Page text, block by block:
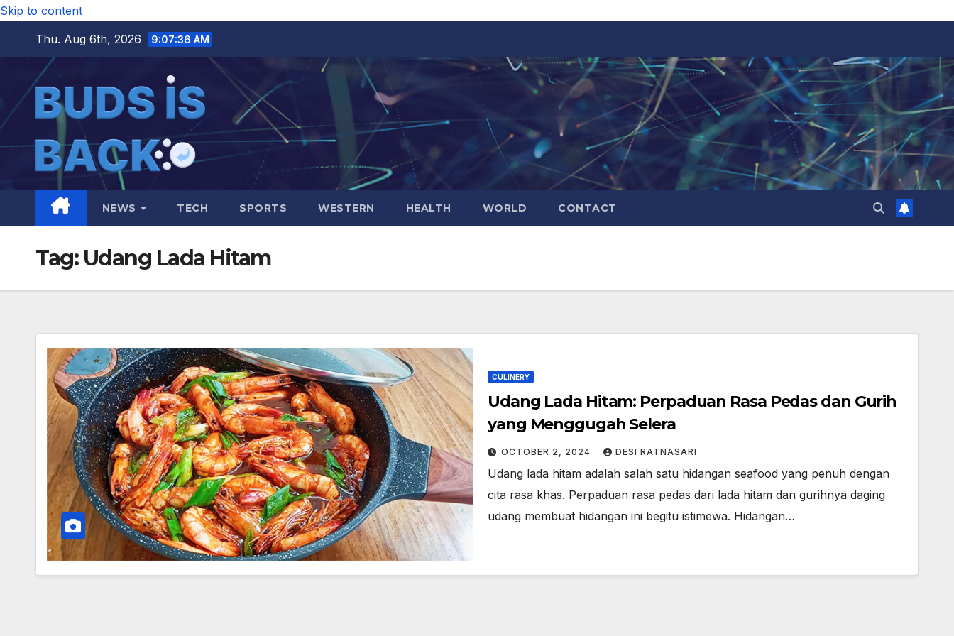
Skip to content
Thu. Aug 6th, 2026
9:07:37 AM
NEWS TECH SPORTS WESTERN HEALTH WORLD CONTACT
Tag: Udang Lada Hitam
CULINERY
Udang Lada Hitam: Perpaduan Rasa Pedas dan Gurih
yang Menggugah Selera
OCTOBER 2, 2024 DESI RATNASARI
Udang lada hitam adalah salah satu hidangan seafood yang penuh dengan
cita rasa khas. Perpaduan rasa pedas dari lada hitam dan gurihnya daging
udang membuat hidangan ini begitu istimewa. Hidangan…